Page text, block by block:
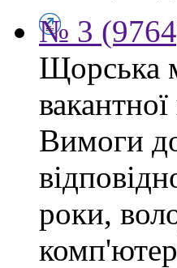
№ 3
Щорська
Вимоги
роки,